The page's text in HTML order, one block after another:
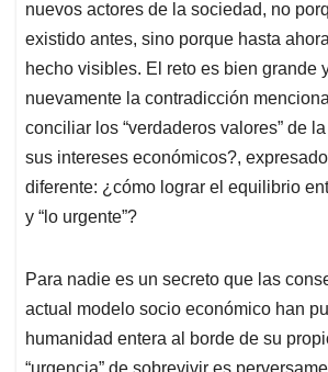
nuevos actores de la sociedad, no
existido antes, sino porque hasta
hecho visibles. El reto es bien grande
nuevamente la contradicción
conciliar los “verdaderos valores” de
sus intereses económicos?,
diferente: ¿cómo lograr el equilibrio
y “lo urgente”?
Para nadie es un secreto que las
actual modelo socio económico han
humanidad entera al borde de su
“urgencia” de sobrevivir es